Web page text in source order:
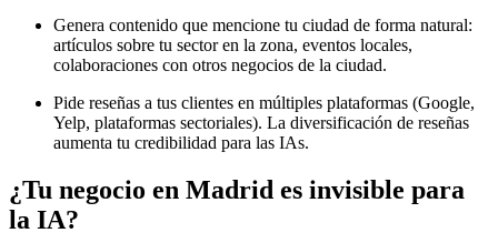
Genera contenido que mencione tu ciudad de forma natural:
artículos sobre tu sector en la zona, eventos locales,
colaboraciones con otros negocios de la ciudad.
Pide reseñas a tus clientes en múltiples plataformas (Google,
Yelp, plataformas sectoriales). La diversificación de reseñas
aumenta tu credibilidad para las IAs.
¿Tu negocio en Madrid es invisible para
la IA?